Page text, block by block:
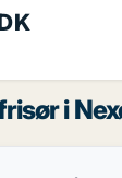
i